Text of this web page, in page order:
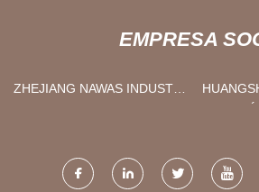
EMPRESA
ZHEJIANG NAWAS INDUSTRY
HUANGSHAN